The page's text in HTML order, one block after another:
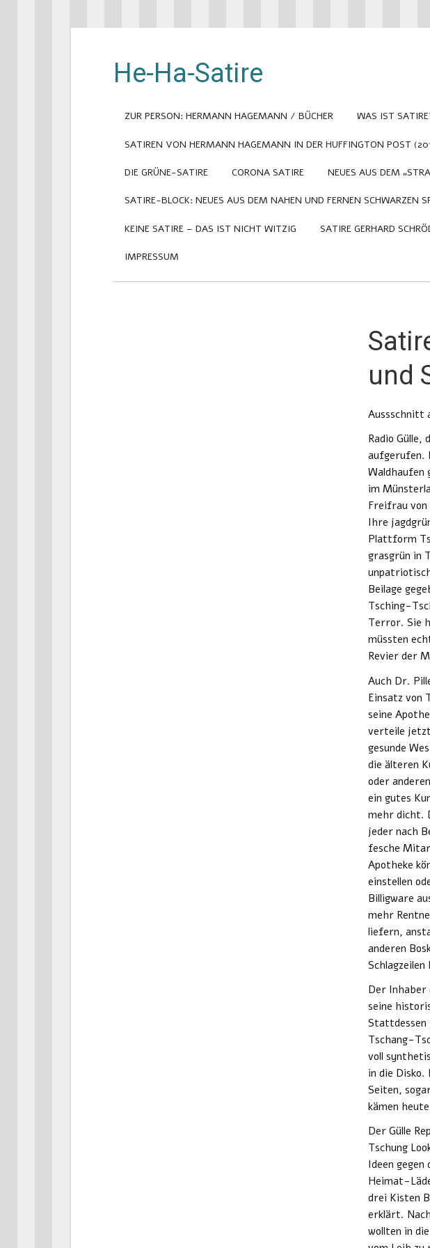
He-Ha-Satire
ZUR PERSON: HERMANN HAGEMANN / BÜCHER WAS IST
SATIREN VON HERMANN HAGEMANN IN DER HUFFINGTON POST
DIE GRÜNE-SATIRE CORONA SATIRE NEUES AUS DEM
SATIRE-BLOCK: NEUES AUS DEM NAHEN UND FERNEN SCHWARZEN
KEINE SATIRE – DAS IST NICHT WITZIG SATIRE GERHARD
IMPRESSUM
und
Aussschnitt
Radio
aufgerufen.
Waldhaufen
im
Freifrau von
Ihre
Plattform
grasgrün in
Beilage
Tsching-
Terror. Sie
müssten
Revier der
Auch Dr.
Einsatz von
seine
verteile jetzt
gesunde
die älteren
oder
ein gutes
mehr dicht.
jeder nach
fesche
Apotheke
einstellen
Billigware
mehr
liefern,
anderen
Schlagzeilen
Der
seine
Stattdessen
Tschang-
voll
in die Disko.
Seiten,
kämen
Der Gülle
Tschung
Ideen
Heimat-
drei Kisten
erklärt.
wollten in